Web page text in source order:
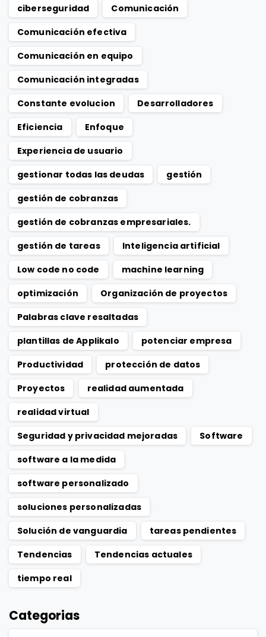
ciberseguridad
Comunicación
Comunicación efectiva
Comunicación en equipo
Comunicación integradas
Constante evolucion
Desarrolladores
Eficiencia
Enfoque
Experiencia de usuario
gestionar todas las deudas
gestión
gestión de cobranzas
gestión de cobranzas empresariales.
gestión de tareas
Inteligencia artificial
Low code no code
machine learning
optimización
Organización de proyectos
Palabras clave resaltadas
plantillas de Applikalo
potenciar empresa
Productividad
protección de datos
Proyectos
realidad aumentada
realidad virtual
Seguridad y privacidad mejoradas
Software
software a la medida
software personalizado
soluciones personalizadas
Solución de vanguardia
tareas pendientes
Tendencias
Tendencias actuales
tiempo real
Categorias